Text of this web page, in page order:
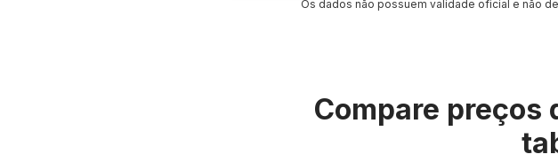
Os dados não possuem validade oficial e não
Compare preços